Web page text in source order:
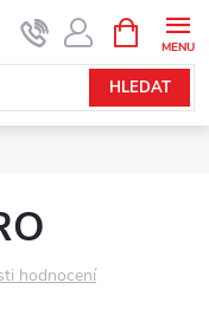
HLEDAT
NÁKUPNÍ
KOŠÍK
hodnocení